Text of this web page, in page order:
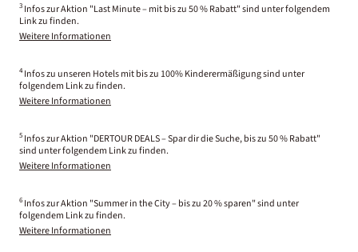
3 Infos zur Aktion "Last Minute – mit bis zu 50 % Rabatt" sind unter folgendem
Link zu finden.
Weitere Informationen
4 Infos zu unseren Hotels mit bis zu 100% Kinderermäßigung sind unter
folgendem Link zu finden.
Weitere Informationen
5 Infos zur Aktion "DERTOUR DEALS – Spar dir die Suche, bis zu 50 % Rabatt"
sind unter folgendem Link zu finden.
Weitere Informationen
6 Infos zur Aktion "Summer in the City – bis zu 20 % sparen" sind unter
folgendem Link zu finden.
Weitere Informationen